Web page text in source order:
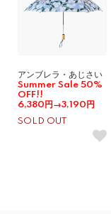
アンブレラ・あじさい
Summer Sale 50%
OFF!!
6,380円→3,190円
SOLD OUT